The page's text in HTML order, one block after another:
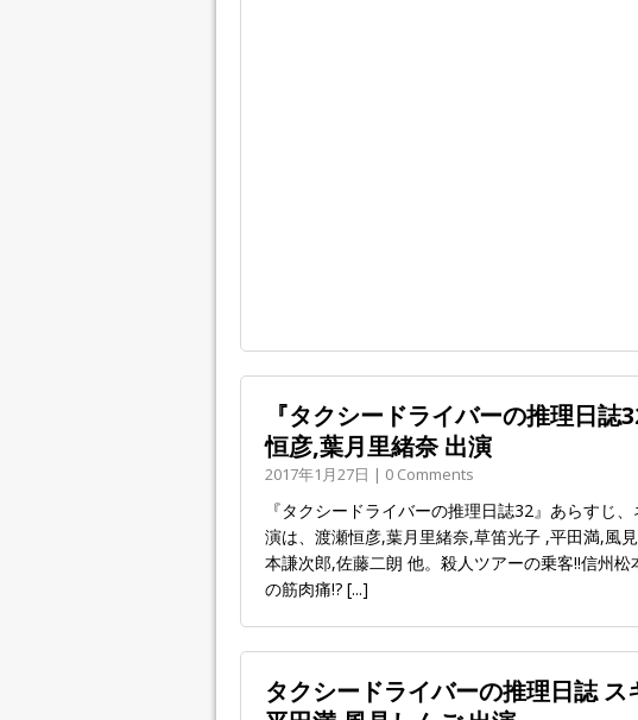
『タクシードライバーの推理日
恒彦,葉月里緒奈 出演
2017年1月27日 | 0 Comments
『タクシードライバーの推理日誌32』あらすじ
演は、渡瀬恒彦,葉月里緒奈,草笛光子 ,平田満,風
本謙次郎,佐藤二朗 他。殺人ツアーの乗客!!信州
の筋肉痛!? [...]
タクシードライバーの推理日誌